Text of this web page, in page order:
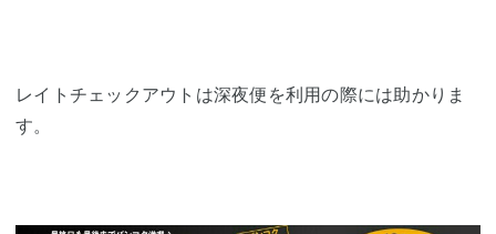
レイトチェックアウトは深夜便を利用の際には助かりま
す。